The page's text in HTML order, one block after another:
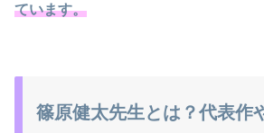
ています。
篠原健太先生とは？代表作